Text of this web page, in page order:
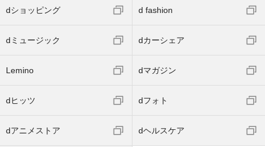
dショッピング d fashion
dミュージック dカーシェア
Lemino dマガジン
dヒッツ dフォト
dアニメストア dヘルスケア